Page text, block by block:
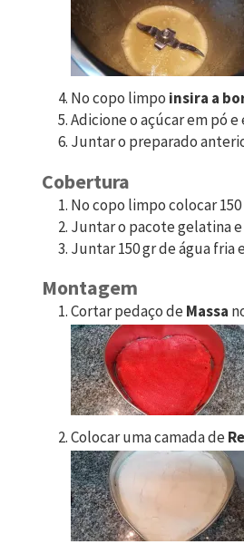
No copo limpo insira a
Adicione o açúcar em pó e
Juntar o preparado
Cobertura
No copo limpo colocar
Juntar o pacote gelatina
Juntar 150 gr de água fria
Montagem
Cortar pedaço deMassa
Colocar uma camada de